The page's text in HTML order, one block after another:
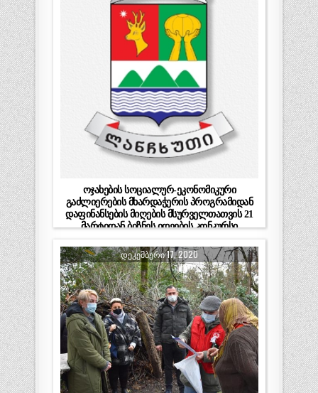
ოჯახების სოციალურ-ეკონომიკური
გაძლიერების მხარდაჭერის პროგრამიდან
დაფინანსების მიღების მსურველთათვის 21
მარტიდან ბიზნეს იდეების კონკურსი
ᲓᲔᲙᲔᲛᲑᲔᲠᲘ 17, 2020